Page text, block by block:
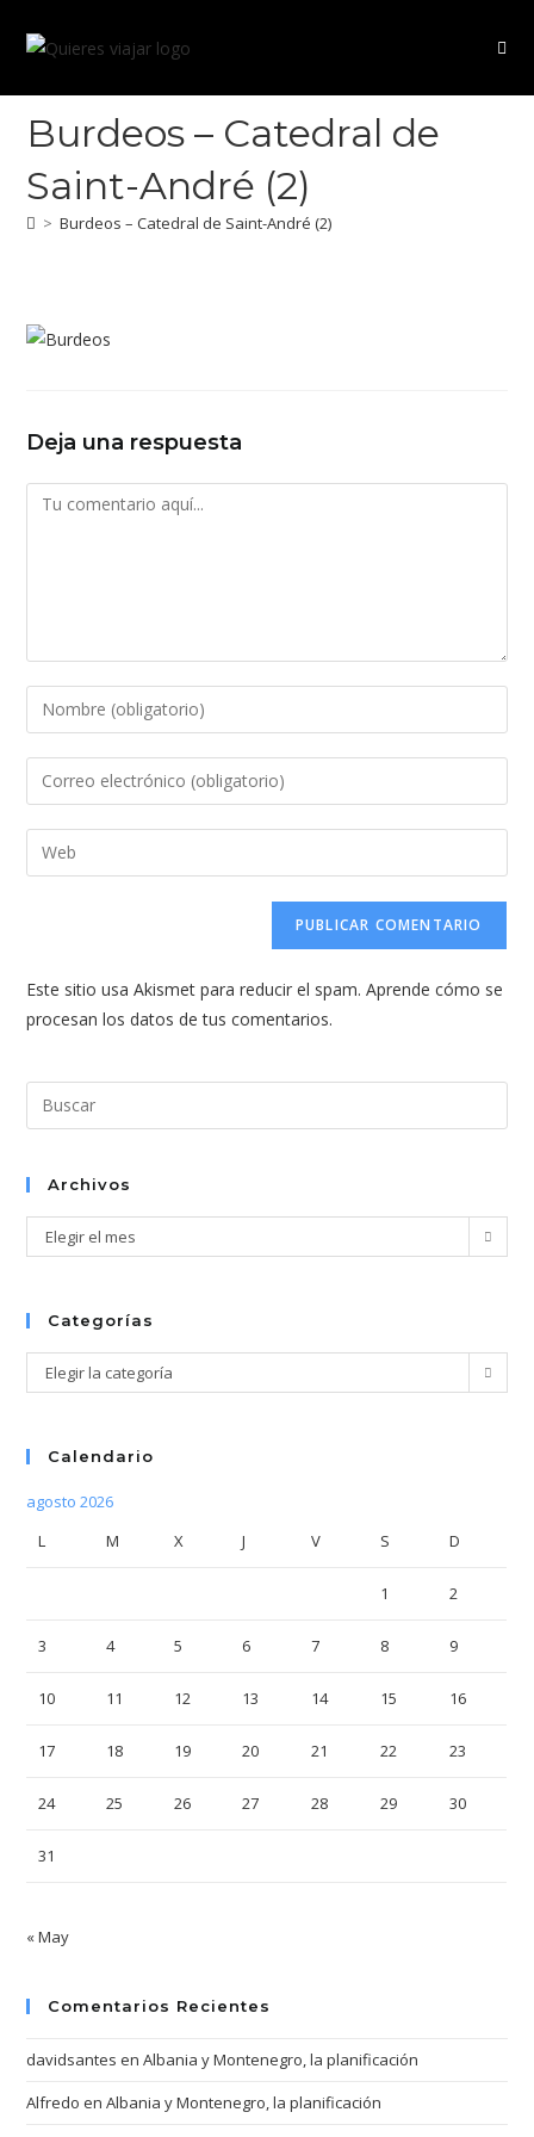
Burdeos – Catedral de
Saint-André (2)
> Burdeos – Catedral de Saint-André (2)
Deja una respuesta
Comentario
Introduce
tu
nombre
de
usuario
Introduce
tu
dirección
de
comentar
Introduce
la
web
(opcional)
Este sitio usa Akismet para reducir el spam.Aprende cómo se
procesan los datos de tus comentarios.
el
Archivos
Archivos
Elegir el mes
Categorías
Categorías
Elegir la categoría
Calendario
agosto 2026
L
M X J V S D
1 2
3 4 5 6 7 8 9
10 11 12 13 14 15 16
17 18 19 20 21 22 23
24 25 26 27 28 29 30
31
« May
Comentarios Recientes
davidsantes enAlbania y Montenegro, la planificación
Alfredo enAlbania y Montenegro, la planificación